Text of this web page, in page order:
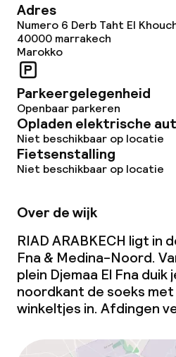
Adres
Numero 6 Derb Taht El
40000 marrakech
Marokko
Parkeergelegenheid
Openbaar parkeren
Opladen elektrische
Niet beschikbaar op locatie
Fietsenstalling
Niet beschikbaar op locatie
Over de wijk
RIAD ARABKECH ligt in
Fna & Medina-Noord.
plein Djemaa El Fna duik
noordkant de soeks
winkeltjes in. Afdingen